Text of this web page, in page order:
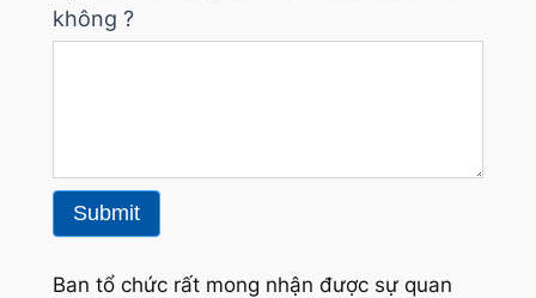
không ?
Submit
Ban tổ chức rất mong nhận được sự quan